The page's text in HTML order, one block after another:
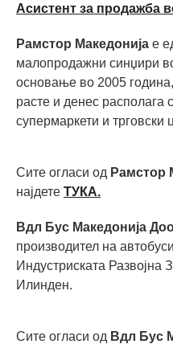
Асистент за продажба
Рамстор Македонија е
малопродажни синџири
основање во 2005
расте и денес
супермаркети и трговски
Сите огласи од Рамстор
најдете ТУКА.
Вдл Бус Македонија
производител на
Индустриската Развојна
Илинден.
Сите огласи од Вдл Бус